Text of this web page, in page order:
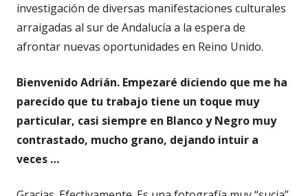
investigación de diversas manifestaciones culturales
arraigadas al sur de Andalucía a la espera de
afrontar nuevas oportunidades en Reino Unido.
Bienvenido Adrián. Empezaré diciendo que me ha
parecido que tu trabajo tiene un toque muy
particular, casi siempre en Blanco y Negro muy
contrastado, mucho grano, dejando intuir a
veces …